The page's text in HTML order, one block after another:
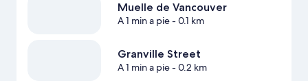
Muelle de Vancouver
A 1 min a pie- 0.1 km
Granville Street
A 1 min a pie- 0.2 km